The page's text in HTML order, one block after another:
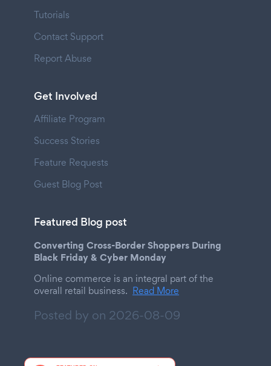
Tutorials
Contact Support
Report Abuse
Get Involved
Affiliate Program
Success Stories
Feature Requests
Guest Blog Post
Featured Blog post
Converting Cross-Border Shoppers During
Black Friday & Cyber Monday
Online commerce is an integral part of the
overall retail business. Read More
Posted by on 2026-08-09